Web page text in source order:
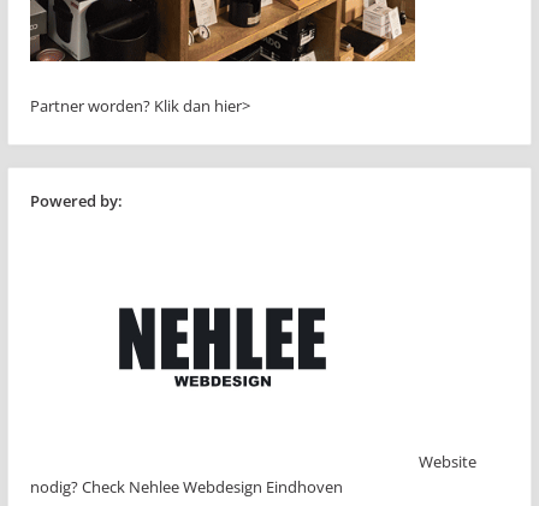
Partner worden? Klik dan hier>
Powered by:
Website
nodig? Check Nehlee Webdesign Eindhoven